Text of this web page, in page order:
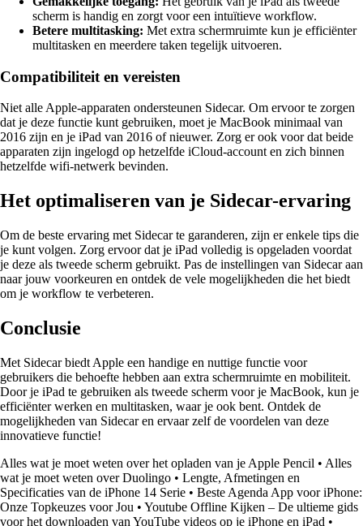
scherm is handig en zorgt voor een intuïtieve workflow.
Betere multitasking: Met extra schermruimte kun je efficiënter
multitasken en meerdere taken tegelijk uitvoeren.
Compatibiliteit en vereisten
Niet alle Apple-apparaten ondersteunen Sidecar. Om ervoor te zorgen
dat je deze functie kunt gebruiken, moet je MacBook minimaal van
2016 zijn en je iPad van 2016 of nieuwer. Zorg er ook voor dat beide
apparaten zijn ingelogd op hetzelfde iCloud-account en zich binnen
hetzelfde wifi-netwerk bevinden.
Het optimaliseren van je Sidecar-ervaring
Om de beste ervaring met Sidecar te garanderen, zijn er enkele tips die
je kunt volgen. Zorg ervoor dat je iPad volledig is opgeladen voordat
je deze als tweede scherm gebruikt. Pas de instellingen van Sidecar aan
naar jouw voorkeuren en ontdek de vele mogelijkheden die het biedt
om je workflow te verbeteren.
Conclusie
Met Sidecar biedt Apple een handige en nuttige functie voor
gebruikers die behoefte hebben aan extra schermruimte en mobiliteit.
Door je iPad te gebruiken als tweede scherm voor je MacBook, kun je
efficiënter werken en multitasken, waar je ook bent. Ontdek de
mogelijkheden van Sidecar en ervaar zelf de voordelen van deze
innovatieve functie!
Alles wat je moet weten over het opladen van je Apple Pencil • Alles
wat je moet weten over Duolingo • Lengte, Afmetingen en
Specificaties van de iPhone 14 Serie • Beste Agenda App voor iPhone:
Onze Topkeuzes voor Jou • Youtube Offline Kijken – De ultieme gids
voor het downloaden van YouTube videos op je iPhone en iPad •